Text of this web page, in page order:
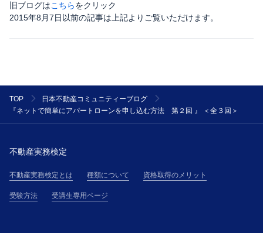
旧ブログはこちらをクリック
2015年8月7日以前の記事は上記よりご覧いただけます。
TOP
日本不動産コミュニティーブログ
『ネットで簡単にアパートローンを申し込む方法 第２回 』 ＜全３回＞
不動産実務検定
不動産実務検定とは 種類について 資格取得のメリット
受験方法 受講生専用ページ